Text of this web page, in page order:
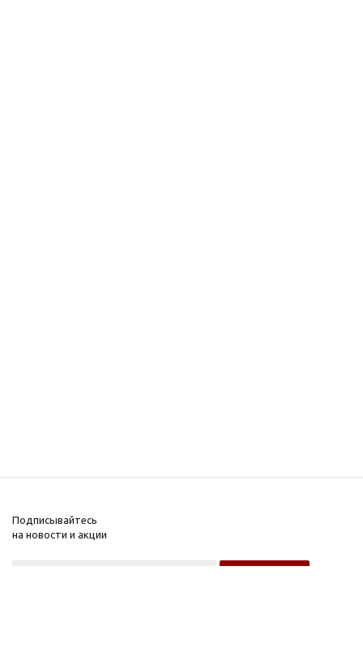
Подписывайтесь
на новости и акции